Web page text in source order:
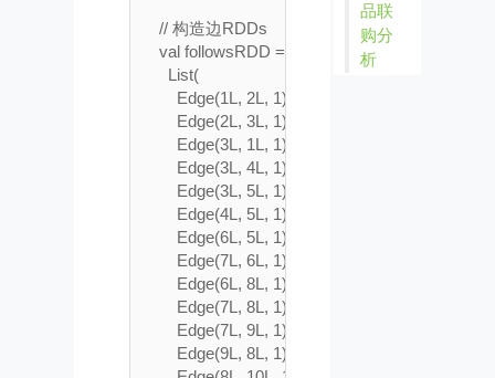
    // 构造边RDDs
val followsRDD =
      List(
        Edge(1L, 2L, 1),
        Edge(2L, 3L, 1),
        Edge(3L, 1L, 1),
        Edge(3L, 4L, 1),
        Edge(3L, 5L, 1),
        Edge(4L, 5L, 1),
        Edge(6L, 5L, 1),
        Edge(7L, 6L, 1),
        Edge(6L, 8L, 1),
        Edge(7L, 8L, 1),
        Edge(7L, 9L, 1),
        Edge(9L, 8L, 1),
品联
购分
析